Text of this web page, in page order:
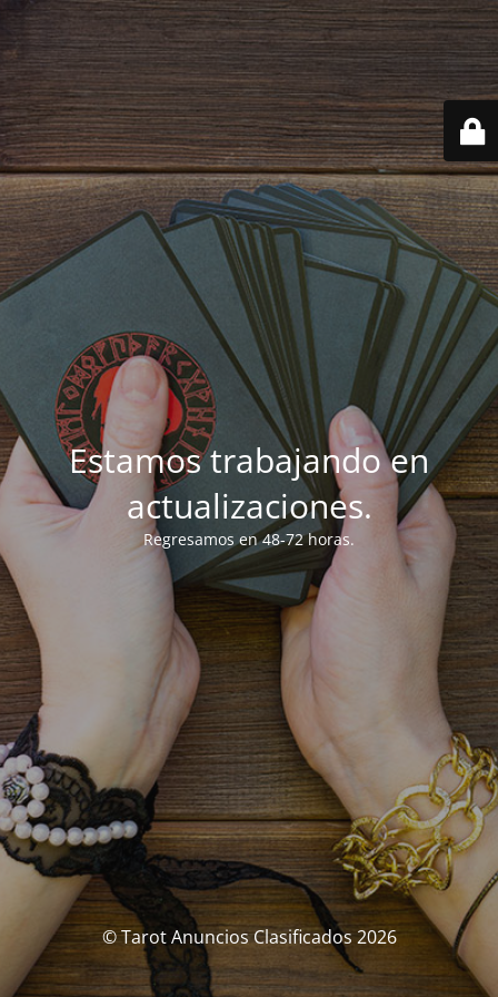
Estamos trabajando en
actualizaciones.
Regresamos en 48-72 horas.
© Tarot Anuncios Clasificados 2026